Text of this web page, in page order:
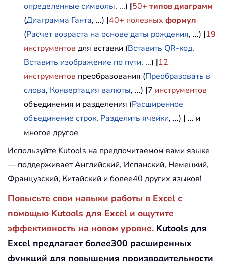
определенные символы, ...) |50+ типов диаграмм
(Диаграмма Ганта, ...) |40+ полезных формул
(Расчет возраста на основе даты рождения, ...) |19
инструментов для вставки (Вставить QR-код,
Вставить изображение по пути, ...) |12
инструментов преобразования (Преобразовать в
слова, Конвертация валюты, ...) |7 инструментов
объединения и разделения (Расширенное
объединение строк, Разделить ячейки, ...) | ... и
многое другое
Используйте Kutools на предпочитаемом вами языке
— поддерживает Английский, Испанский, Немецкий,
Французский, Китайский и более40 других языков!
Повысьте свои навыки работы в Excel с
помощью Kutools для Excel и ощутите
эффективность на новом уровне. Kutools для
Excel предлагает более300 расширенных